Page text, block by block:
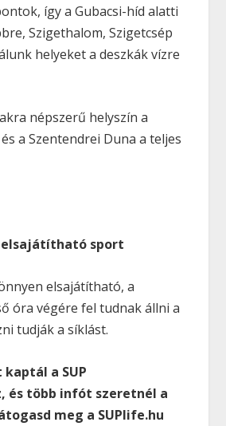
így a Gubacsi-híd alatti
Szigethalom, Szigetcsép
helyeket a deszkák vízre
népszerű helyszín a
a Szentendrei Duna a teljes
elsajátítható sport
elsajátítható, a
óra végére fel tudnak állni a
tudják a síklást.
a SUP
és több infót szeretnél a
meg a SUPlife.hu